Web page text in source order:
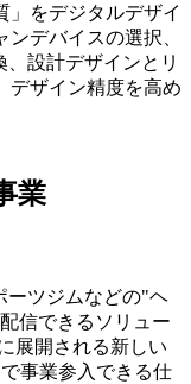
」をデジタルデザイ
デバイスの選択、
設計デザインとリ
デザイン精度を高め
業
ーツジムなどの"ヘ
信できるソリュー
展開される新しい
事業参入できる仕